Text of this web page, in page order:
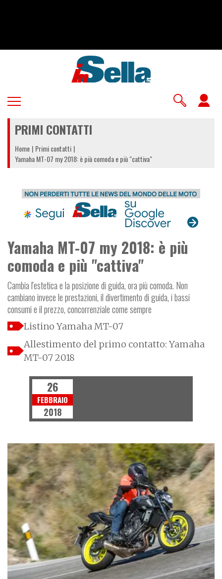
PRIMI CONTATTI
Home Primi contatti
Yamaha MT-07 my 2018: è più comoda e più "cattiva"
Yamaha MT-07 my 2018: è più
comoda e più "cattiva"
Cambia l'estetica e la posizione di guida, ora più comoda. Non
cambiano invece le prestazioni, il divertimento di guida, i bassi
consumi e il prezzo, concorrenziale come sempre
Listino Yamaha MT-07
Allestimento del primo contatto: Yamaha
MT-07 2018
26
FEBBRAIO
2018